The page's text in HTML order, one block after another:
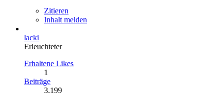
Zitieren
Inhalt melden
lacki
Erleuchteter
Erhaltene Likes
1
Beiträge
3.199